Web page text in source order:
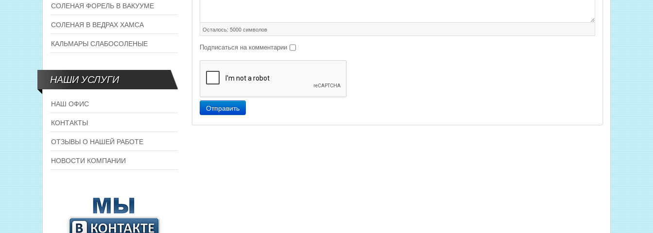
Осталось: 5000символов
Подписаться на комментарии
Отправить
СОЛЕНАЯ ФОРЕЛЬ В ВАКУУМЕ
СОЛЕНАЯ В ВЕДРАХ ХАМСА
КАЛЬМАРЫ СЛАБОСОЛЕНЫЕ
НАШИ УСЛУГИ
НАШ ОФИС
КОНТАКТЫ
ОТЗЫВЫ О НАШЕЙ РАБОТЕ
НОВОСТИ КОМПАНИИ